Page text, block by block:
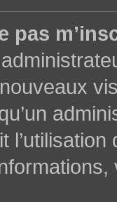
pas